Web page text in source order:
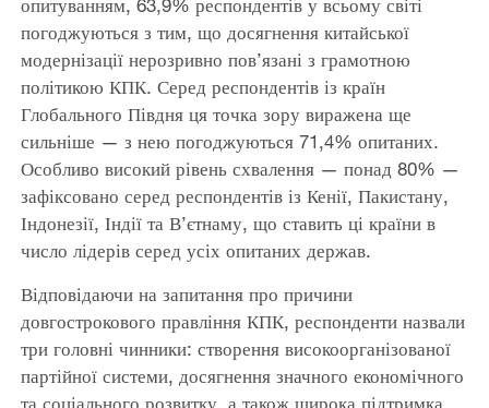
опитуванням, 63,9% респондентів у всьому світі
погоджуються з тим, що досягнення китайської
модернізації нерозривно пов’язані з грамотною
політикою КПК. Серед респондентів із країн
Глобального Півдня ця точка зору виражена ще
сильніше — з нею погоджуються 71,4% опитаних.
Особливо високий рівень схвалення — понад 80% —
зафіксовано серед респондентів із Кенії, Пакистану,
Індонезії, Індії та В’єтнаму, що ставить ці країни в
число лідерів серед усіх опитаних держав.
Відповідаючи на запитання про причини
довгострокового правління КПК, респонденти назвали
три головні чинники: створення високоорганізованої
партійної системи, досягнення значного економічного
та соціального розвитку, а також широка підтримка